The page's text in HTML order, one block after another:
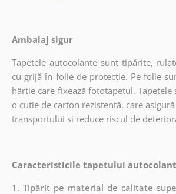
Ambalaj sigur
Tapetele autocolante sunt tipărite,
cu grijă în folie de protecție. Pe folie
hârtie care fixează fototapetul.
o cutie de carton rezistentă, care
transportului și reduce riscul de
Caracteristicile tapetului
1. Tipărit pe material de calitate